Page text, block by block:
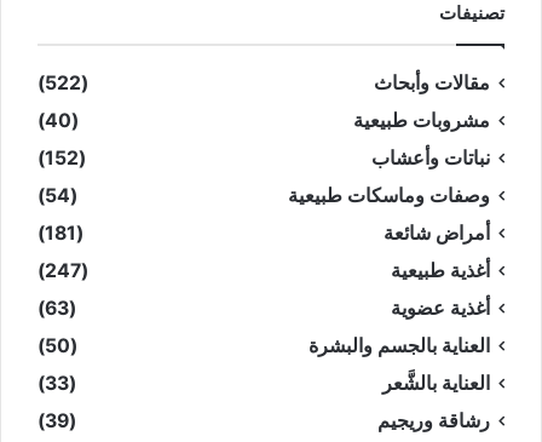
تصنيفات
مقالات وأبحاث
(522)
مشروبات طبيعية
(40)
نباتات وأعشاب
(152)
وصفات وماسكات طبيعية
(54)
أمراض شائعة
(181)
أغذية طبيعية
(247)
أغذية عضوية
(63)
العناية بالجسم والبشرة
(50)
العناية بالشَّعر
(33)
رشاقة وريجيم
(39)